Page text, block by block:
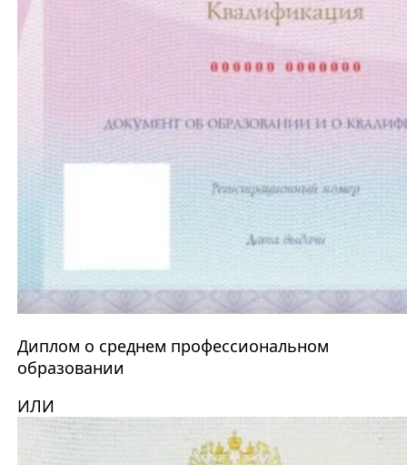
Диплом о среднем профессиональном
образовании
ИЛИ